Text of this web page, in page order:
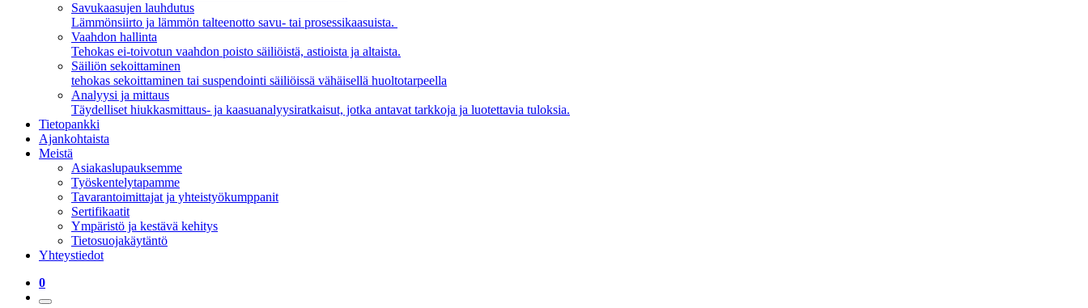
Savukaasujen lauhdutus
Lämmönsiirto ja lämmön talteenotto savu- tai prosessikaasuista.
Vaahdon hallinta
Tehokas ei-toivotun vaahdon poisto säiliöistä, astioista ja altaista.
Säiliön sekoittaminen
tehokas sekoittaminen tai suspendointi säiliöissä vähäisellä huoltotarpeella
Analyysi ja mittaus
Täydelliset hiukkasmittaus- ja kaasuanalyysiratkaisut, jotka antavat tarkkoja ja luotettavia tuloksia.
Tietopankki
Ajankohtaista
Meistä
Asiakaslupauksemme
Työskentelytapamme
Tavarantoimittajat ja yhteistyökumppanit
Sertifikaatit
Ympäristö ja kestävä kehitys
Tietosuojakäytäntö
Yhteystiedot
0